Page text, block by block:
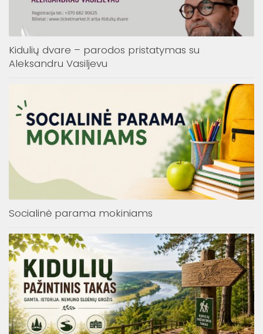
Kidulių dvare – parodos pristatymas su
Aleksandru Vasiljevu
Socialinė parama mokiniams